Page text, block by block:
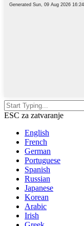
ESC za zatvaranje
English
French
German
Portuguese
Spanish
Russian
Japanese
Korean
Arabic
Irish